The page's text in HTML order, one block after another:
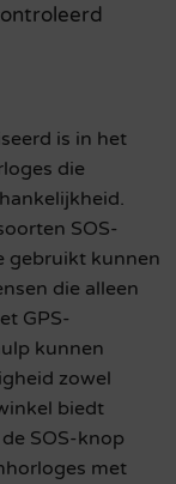
is in het
die
SOS-
gebruikt kunnen
die alleen
GPS-
kunnen
zowel
biedt
SOS-knop
met